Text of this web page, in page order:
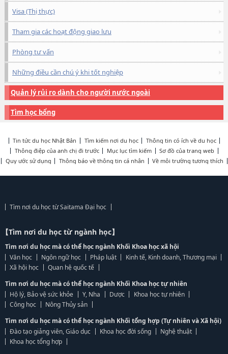
Visa (Thị thực)
Tham gia các hoạt động giao lưu
Phòng tư vấn
Những điều cần chú ý khi tốt nghiệp
Quản lý rủi ro dành cho người nước ngoài
Tìm học bổng
Tin tức du học Nhật Bản Tìm kiếm nơi du học
Thông tin có ích về du học
Thông điệp của anh chị đi trước
Mục lục tìm kiếm
Sơ đồ của trang web
Quy ước sử dụng
Thông báo về thông tin cá nhân Về môi trường tương thích
Tìm nơi du học từ Saitama Đại học
【Tìm nơi du học từ ngành học】
Tìm nơi du học mà có thể học ngành Khối Khoa học xã hội
Văn học
Ngôn ngữ học Pháp luật
Kinh tế, Kinh doanh, Thương mại
Xã hội học
Quan hệ quốc tế
Tìm nơi du học mà có thể học ngành Khối Khoa học tự nhiên
Hộ lý, Bảo vệ sức khỏe
Y, Nha Dược
Khoa học tự nhiên
Công học
Nông Thủy sản
Tìm nơi du học mà có thể học ngành Khối tổng hợp (Tự nhiên và Xã hội)
Đào tạo giảng viên, Giáo dục
Khoa học đời sống
Nghệ thuật
Khoa học tổng hợp